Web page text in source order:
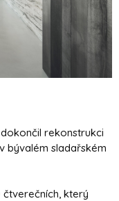
rekonstrukci
bývalém sladařském
který